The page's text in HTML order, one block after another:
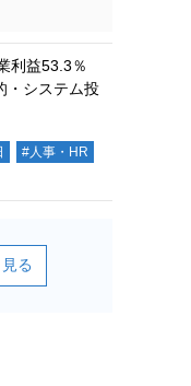
利益53.3％
システム投
#人事・HR